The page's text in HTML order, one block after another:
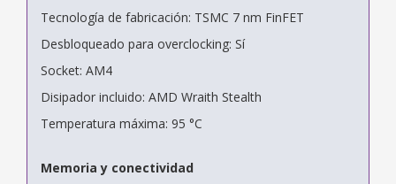
Tecnología de fabricación: TSMC 7 nm FinFET
Desbloqueado para overclocking: Sí
Socket: AM4
Disipador incluido: AMD Wraith Stealth
Temperatura máxima: 95 °C
Memoria y conectividad